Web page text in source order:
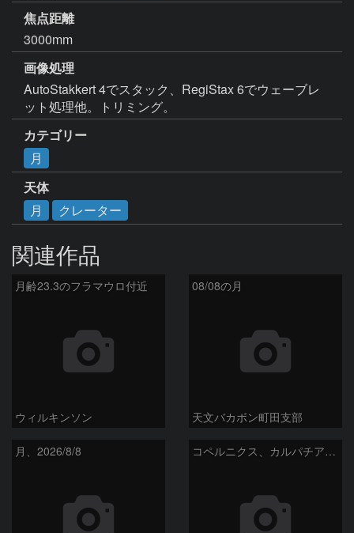
焦点距離
3000mm
画像処理
AutoStakkert 4でスタック、RegiStax 6でウェーブレ
ット処理他。トリミング。
カテゴリー
月
天体
月
クレーター
関連作品
月齢23.3のフラマウロ付近
ウィルキンソン
08/08の月
天文バカボン町田支部
月、2026/8/8 コペルニクス、カルパチア山脈付近